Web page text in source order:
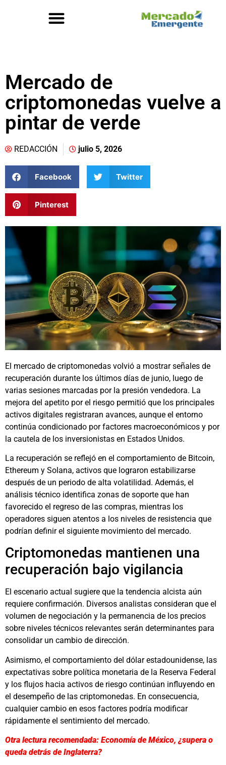
Mercado de
criptomonedas vuelve a
pintar de verde
REDACCIÓN julio 5, 2026
Facebook Twitter
Pinterest
El mercado de criptomonedas volvió a mostrar señales de
recuperación durante los últimos días de junio, luego de
varias sesiones marcadas por la presión vendedora. La
mejora del apetito por el riesgo permitió que los principales
activos digitales registraran avances, aunque el entorno
continúa condicionado por factores macroeconómicos y por
la cautela de los inversionistas en Estados Unidos.
La recuperación se reflejó en el comportamiento de Bitcoin,
Ethereum y Solana, activos que lograron estabilizarse
después de un periodo de alta volatilidad. Además, el
análisis técnico identifica zonas de soporte que han
favorecido el regreso de las compras, mientras los
operadores siguen atentos a los niveles de resistencia que
podrían definir el siguiente movimiento del mercado.
Criptomonedas mantienen una
recuperación bajo vigilancia
El escenario actual sugiere que la tendencia alcista aún
requiere confirmación. Diversos analistas consideran que el
volumen de negociación y la permanencia de los precios
sobre niveles técnicos relevantes serán determinantes para
consolidar un cambio de dirección.
Asimismo, el comportamiento del dólar estadounidense, las
expectativas sobre política monetaria de la Reserva Federal
y los flujos hacia activos de riesgo continúan influyendo en
el desempeño de las criptomonedas. En consecuencia,
cualquier cambio en esos factores podría modificar
rápidamente el sentimiento del mercado.
Otra lectura recomendada: Economía de México, ¿supera o
queda detrás de Inglaterra?